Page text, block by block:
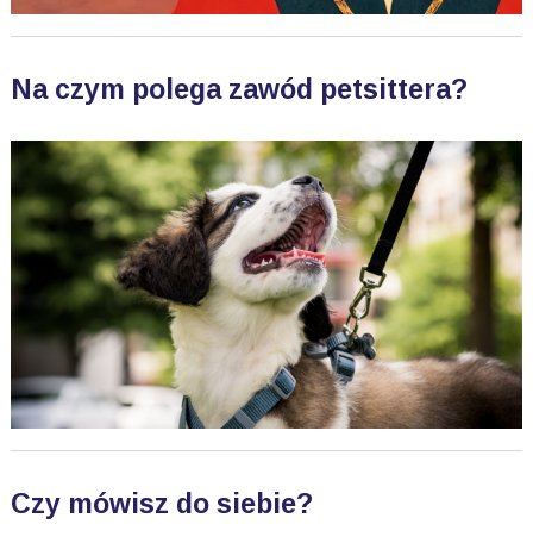
Na czym polega zawód petsittera?
Czy mówisz do siebie?